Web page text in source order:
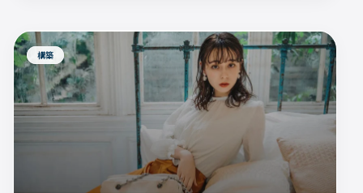
構築